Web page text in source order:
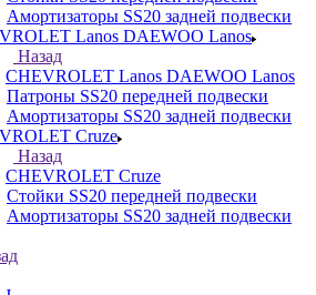
Амортизаторы SS20 задней подвески
Lanos DAEWOO Lanos
Назад
CHEVROLET Lanos DAEWOO Lanos
Патроны SS20 передней подвески
Амортизаторы SS20 задней подвески
Cruze
Назад
CHEVROLET Cruze
Стойки SS20 передней подвески
Амортизаторы SS20 задней подвески